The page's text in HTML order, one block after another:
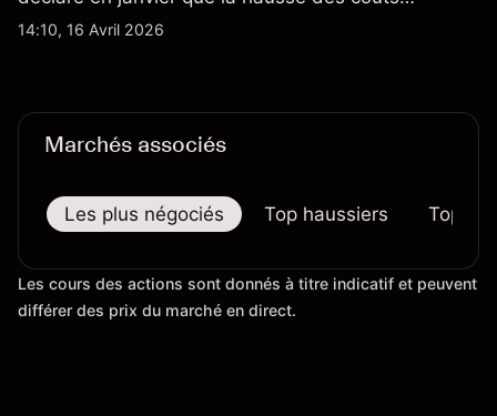
d'importation commençait à se répercuter sur
14:10, 16 Avril 2026
Marchés associés
Les plus négociés Top haussiers Top
Les cours des actions sont donnés à titre indicatif et peuvent
différer des prix du marché en direct.